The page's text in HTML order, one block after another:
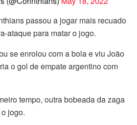
passou a jogar mais recuado
ataque para matar o jogo.
se enrolou com a bola e viu João
o gol de empate argentino com
tempo, outra bobeada da zaga
jogo.